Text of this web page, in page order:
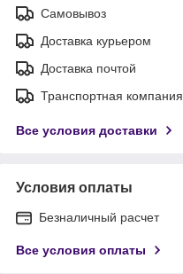
Самовывоз
Доставка курьером
Доставка почтой
Транспортная компания
Все условия доставки
Условия оплаты
Безналичный расчет
Все условия оплаты